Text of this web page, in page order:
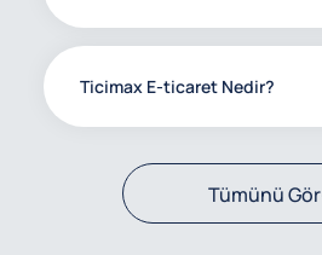
Ticimax E-ticaret Nedir?
Tümünü Gör